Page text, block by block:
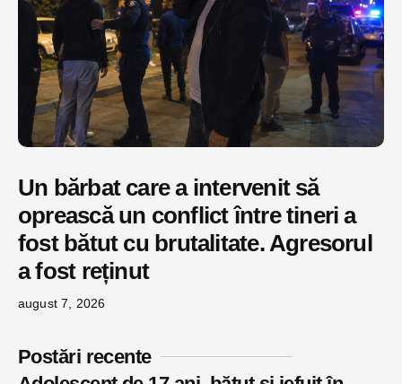
Un bărbat care a intervenit să
oprească un conflict între tineri a
fost bătut cu brutalitate. Agresorul
a fost reținut
august 7, 2026
Postări recente